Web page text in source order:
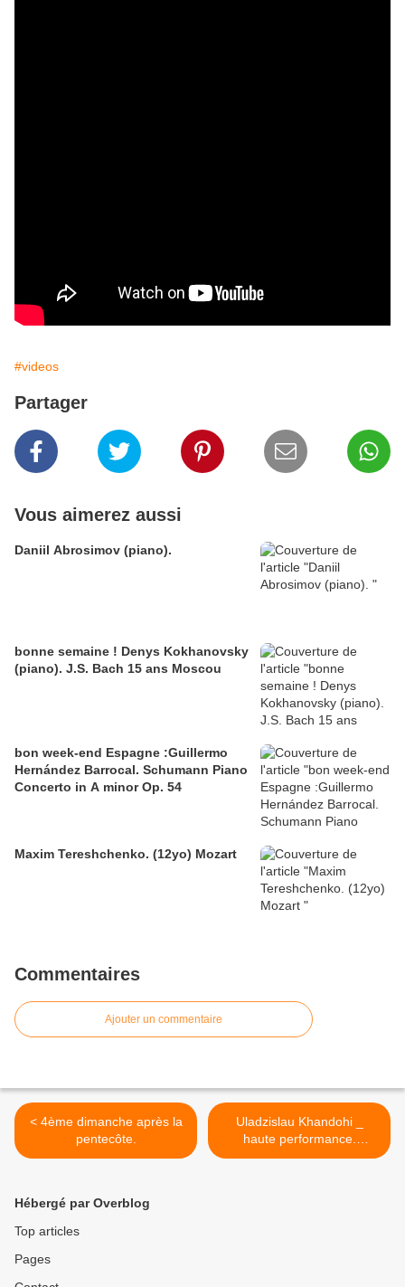
#videos
Partager
Vous aimerez aussi
Daniil Abrosimov (piano).
bonne semaine ! Denys Kokhanovsky
(piano). J.S. Bach 15 ans Moscou
bon week-end Espagne :Guillermo
Hernández Barrocal. Schumann Piano
Concerto in A minor Op. 54
Maxim Tereshchenko. (12yo) Mozart
Commentaires
Ajouter un commentaire
< 4ème dimanche après la
pentecôte.
Uladzislau Khandohi _
haute performance.
Belarue. >
Hébergé par Overblog
Top articles
Pages